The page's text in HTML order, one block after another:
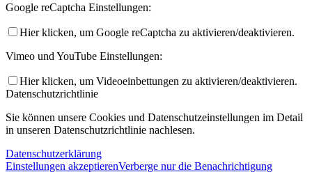
Google reCaptcha Einstellungen:
Hier klicken, um Google reCaptcha zu aktivieren/deaktivieren.
Vimeo und YouTube Einstellungen:
Hier klicken, um Videoeinbettungen zu aktivieren/deaktivieren.
Datenschutzrichtlinie
Sie können unsere Cookies und Datenschutzeinstellungen im Detail
in unseren Datenschutzrichtlinie nachlesen.
Datenschutzerklärung
Einstellungen akzeptierenVerberge nur die Benachrichtigung